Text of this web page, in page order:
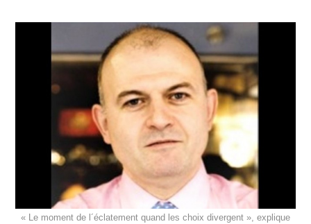
« Le moment de l´éclatement quand les choix divergent », explique